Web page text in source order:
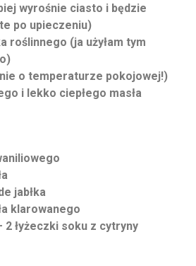
wyrośnie ciasto i będzie
po upieczeniu)
roślinnego (ja użyłam tym
o temperaturze pokojowej!)
i lekko ciepłego masła
jabłka
klarowanego
2 łyżeczki soku z cytryny